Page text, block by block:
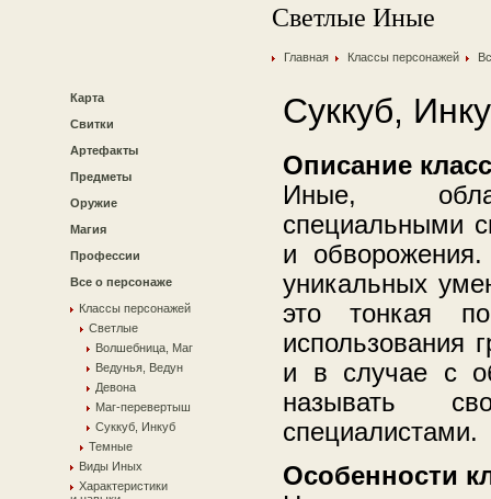
Карта
Свитки
Артефакты
Предметы
Оружие
Магия
Профессии
Все о персонаже
Классы персонажей
Светлые
Волшебница, Маг
Ведунья, Ведун
Девона
Маг-перевертыш
Суккуб, Инкуб
Темные
Виды Иных
Характеристики
Светлые Иные
Главная Классы персонажей
Суккуб,
Описание
Иные,
специальными
и
уникальных
это тонкая
использования
и в случае с
называть
специалистами.
Особенности